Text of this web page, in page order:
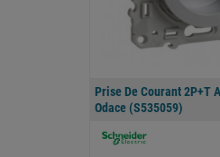
Prise De Courant 2P+T
Odace (S535059)